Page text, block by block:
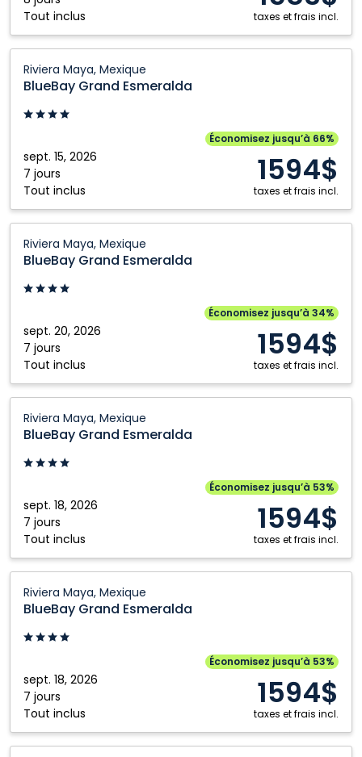
Tout inclus
taxes et frais incl.
Riviera Maya, Mexique
BlueBay Grand Esmeralda
sept. 15, 2026
7 jours
Tout inclus
Économisez jusqu’à 66%
1594$
taxes et frais incl.
Grand
Esmeralda:
Riviera
Mexique
Riviera Maya, Mexique
BlueBay Grand Esmeralda
sept. 20, 2026
7 jours
Tout inclus
Économisez jusqu’à 34%
1594$
taxes et frais incl.
Grand
Esmeralda:
Riviera
Mexique
Riviera Maya, Mexique
BlueBay Grand Esmeralda
sept. 18, 2026
7 jours
Tout inclus
Économisez jusqu’à 53%
1594$
taxes et frais incl.
Grand
Esmeralda:
Riviera
Mexique
Riviera Maya, Mexique
BlueBay Grand Esmeralda
sept. 18, 2026
7 jours
Tout inclus
Économisez jusqu’à 53%
1594$
taxes et frais incl.
Grand
Esmeralda:
Riviera
Mexique